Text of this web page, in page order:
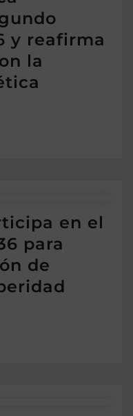
y reafirma
la
en el
para
de